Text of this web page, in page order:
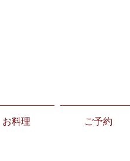
お料理 ご予約